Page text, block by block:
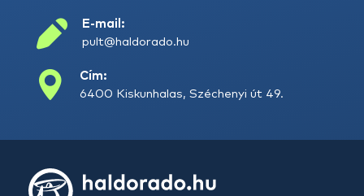
E-mail:
pult@haldorado.hu
Cím:
6400 Kiskunhalas, Széchenyi út 49.